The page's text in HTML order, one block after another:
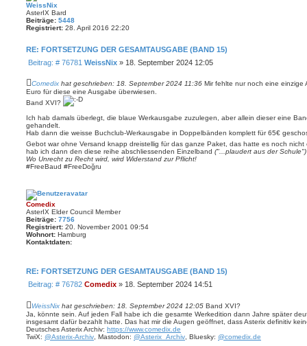
WeissNix
AsterIX Bard
Beiträge: 5448
Registriert: 28. April 2016 22:20
RE: FORTSETZUNG DER GESAMTAUSGABE (BAND 15)
Beitrag: # 76781 B
i
t
r
g
WeissNix » 18. September 2024 12:05
Comedix hat geschrieben: 18. September 2024 11:36 Mir fehlte nur noch eine
Euro für diese eine Ausgabe überwiesen.
Band XVI?
Ich hab damals überlegt, die blaue Werkausgabe zuzulegen, aber allein dieser eine
gehandelt.
Hab dann die weisse Buchclub-Werkausgabe in Doppelbänden komplett für 65€
Gebot war ohne Versand knapp dreistellig für das ganze Paket, das hatte es noch
hab ich dann den diese reihe abschliessenden Einzelband ("...plaudert aus der Schule")
Wo Unrecht zu Recht wird, wird Widerstand zur Pflicht!
#FreeBaud #FreeDoğru
Comedix
AsterIX Elder Council Member
Beiträge: 7756
Registriert: 20. November 2001 09:54
Wohnort: Hamburg
Kontaktdaten:
k
d
a
t
e
n
v
RE: FORTSETZUNG DER GESAMTAUSGABE (BAND 15)
Beitrag: # 76782B
t
r
a
g
Comedix » 18. September 2024 14:51
WeissNix hat geschrieben: 18. September 2024 12:05 Band XVI?
Ja, könnte sein. Auf jeden Fall habe ich die gesamte Werkedition dann Jahre später
insgesamt dafür bezahlt hatte. Das hat mir die Augen geöffnet, dass Asterix definitiv
Deutsches Asterix Archiv: https://www.comedix.de
TwiX: @Asterix-Archiv , Mastodon: @Asterix_Archiv , Bluesky: @comedix.de